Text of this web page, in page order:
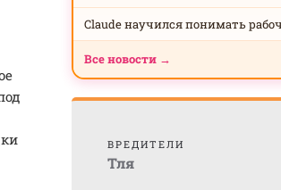
Claude научился понимать
Все новости →
ВРЕДИТЕЛИ
Тля